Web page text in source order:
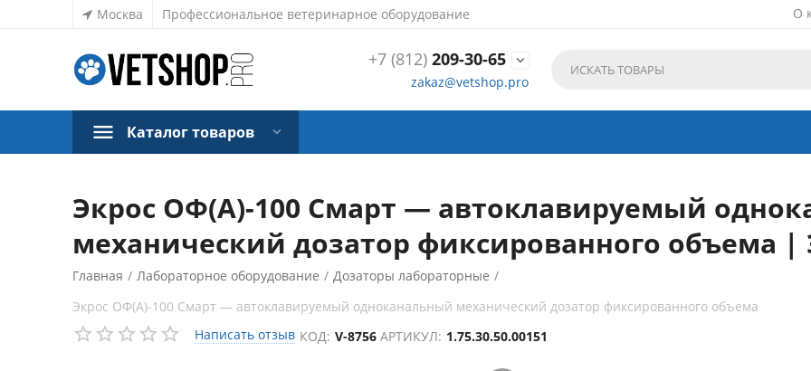
Москва Профессиональное ветеринарное оборудование О
+7 (812)209-30-65 
zakaz@vetshop.pro
Каталог товаров
Экрос ОФ(А)-100 Смарт — автоклавируемый
механический дозатор фиксированного объема |
Главная / Лабораторное оборудование / Дозаторы лабораторные /
Экрос ОФ(А)-100 Смарт — автоклавируемый одноканальный механический дозатор фиксированного объема
Написать отзыв КОД: V-8756 АРТИКУЛ: 1.75.30.50.00151